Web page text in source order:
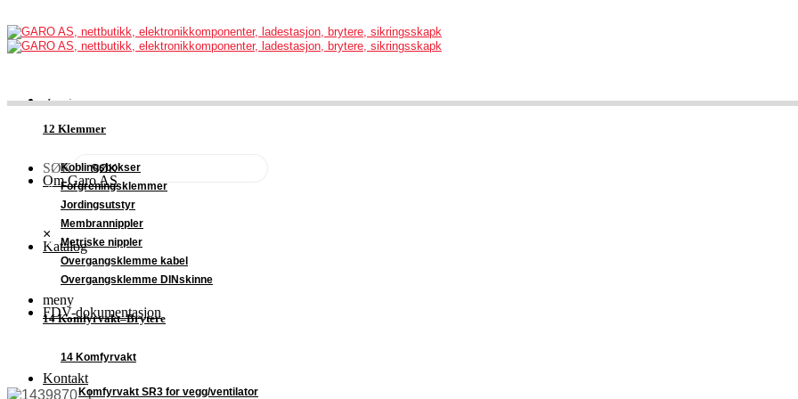
12 Klemmer
Koblingsbokser
Forgreningsklemmer
Jordingsutstyr
Membrannippler
Metriske nippler
Overgangsklemme kabel
Overgangsklemme DINskinne
14 Komfyrvakt–Brytere
14 Komfyrvakt
Komfyrvakt SR3 for vegg/ventilator
SØK
×
meny
Om Garo AS
Katalog
FDV-dokumentasjon
Kontakt